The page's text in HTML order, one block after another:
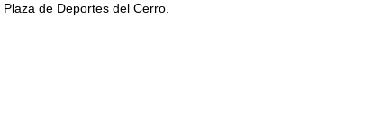
Plaza de Deportes del Cerro.